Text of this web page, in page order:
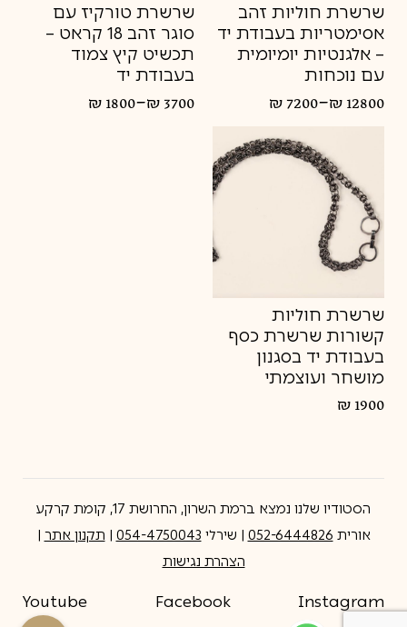
שרשרת חוליות זהב
אסימטריות בעבודת יד
– אלגנטיות יומיומית
עם נוכחות
₪7200–₪ 12800
טווח
שרשרת טורקיז עם
סוגר זהב 18 קראט –
תכשיט קיץ צמוד
בעבודת יד
₪ 1800–₪ 3700
טווח
שרשרת חוליות
קשורות שרשרת כסף
בעבודת יד בסגנון
מושחר ועוצמתי
₪ 1900
הסטודיו שלנו נמצא ברמת השרון, החרושת 17, קומת קרקע
אורית 052-6444826 | שירלי 054-4750043
| תקנון אתר |
הצהרת נגישות
Instagram
Facebook
Youtube